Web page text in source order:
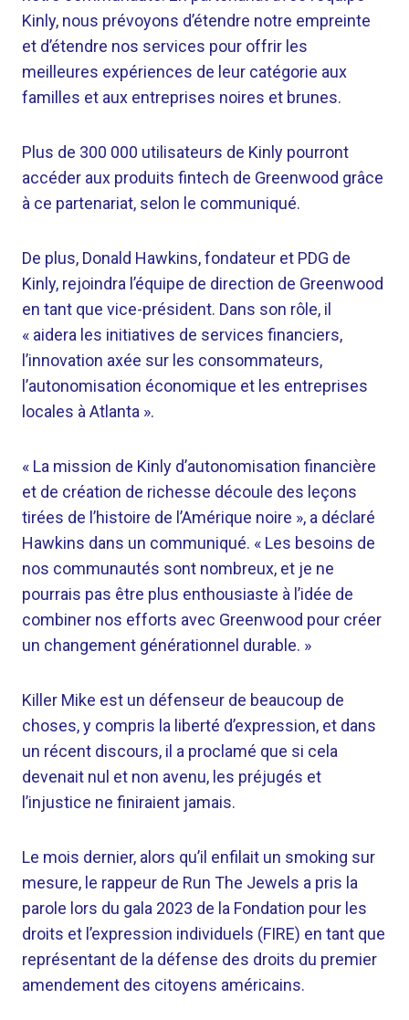
Kinly, nous prévoyons d’étendre notre empreinte
et d’étendre nos services pour offrir les
meilleures expériences de leur catégorie aux
familles et aux entreprises noires et brunes.
Plus de 300 000 utilisateurs de Kinly pourront
accéder aux produits fintech de Greenwood grâce
à ce partenariat, selon le communiqué.
De plus, Donald Hawkins, fondateur et PDG de
Kinly, rejoindra l’équipe de direction de Greenwood
en tant que vice-président. Dans son rôle, il
« aidera les initiatives de services financiers,
l’innovation axée sur les consommateurs,
l’autonomisation économique et les entreprises
locales à Atlanta ».
« La mission de Kinly d’autonomisation financière
et de création de richesse découle des leçons
tirées de l’histoire de l’Amérique noire », a déclaré
Hawkins dans un communiqué. « Les besoins de
nos communautés sont nombreux, et je ne
pourrais pas être plus enthousiaste à l’idée de
combiner nos efforts avec Greenwood pour créer
un changement générationnel durable. »
Killer Mike est un défenseur de beaucoup de
choses, y compris la liberté d’expression, et dans
un récent discours, il a proclamé que si cela
devenait nul et non avenu, les préjugés et
l’injustice ne finiraient jamais.
Le mois dernier, alors qu’il enfilait un smoking sur
mesure, le rappeur de Run The Jewels a pris la
parole lors du gala 2023 de la Fondation pour les
droits et l’expression individuels (FIRE) en tant que
représentant de la défense des droits du premier
amendement des citoyens américains.